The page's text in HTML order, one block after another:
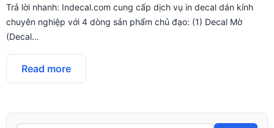
Trả lời nhanh: Indecal.com cung cấp dịch vụ in decal dán kính
chuyên nghiệp với 4 dòng sản phẩm chủ đạo: (1) Decal Mờ
(Decal…
Read more